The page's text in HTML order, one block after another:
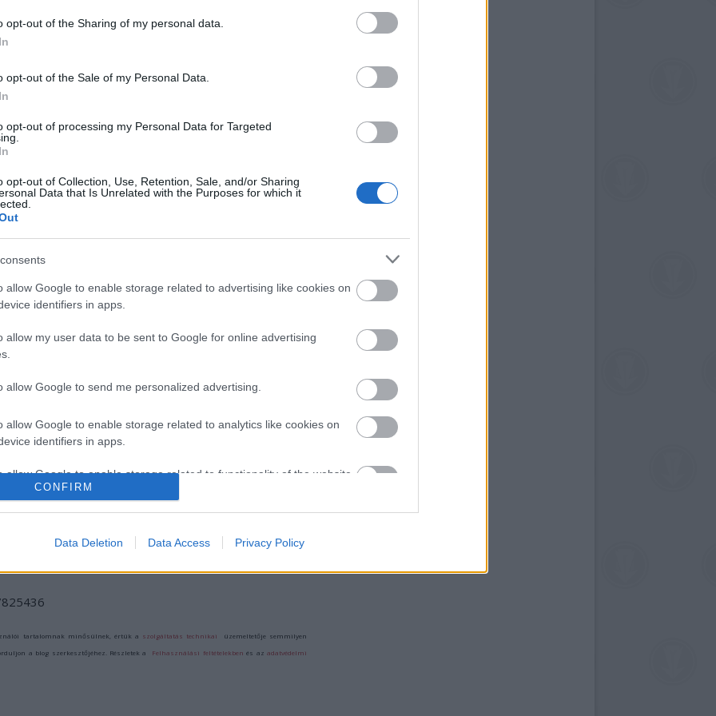
opt-out of the Sharing of my personal data.
opt-out of the Sale of my Personal Data.
opt-out of processing my Personal Data for Targeted
opt-out of Collection, Use, Retention, Sale, and/or Sharing
Data that Is Unrelated with the Purposes for which it
allow Google to enable storage related to advertising like cookies on
identifiers in apps.
allow my user data to be sent to Google for online advertising
allow Google to send me personalized advertising.
allow Google to enable storage related to analytics like cookies on
identifiers in apps.
allow Google to enable storage related to functionality of the website
functionality and fraud prevention, and other user protection.
CONFIRM
Data Deletion Data Access Privacy Policy
konzerválása, állaguk megóvása.
A múzeum programjában már szerepel egy Gino
előbbi művész akril, az utóbbi szilikon műtárgyait
vezetőinek tervei között szerepel - amint
- hogy helyet adjanak művészeti
kreatív találkozóknak is.
tartalomnak minősülnek, értük a szolgáltatás technikai üzemeltetője semmilyen
a blog szerkesztőjéhez. Részletek a Felhasználási feltételekben és azadatvédelmi